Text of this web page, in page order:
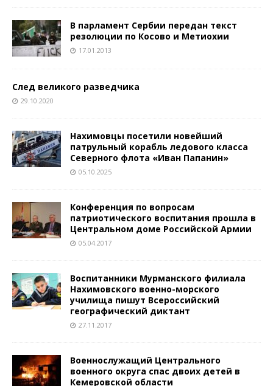
В парламент Сербии передан текст
резолюции по Косово и Метиохии
17.01.2013
След великого разведчика
29.10.2020
Нахимовцы посетили новейший
патрульный корабль ледового класса
Северного флота «Иван Папанин»
05.10.2025
Конференция по вопросам
патриотического воспитания прошла в
Центральном доме Российской Армии
05.04.2017
Воспитанники Мурманского филиала
Нахимовского военно-морского
училища пишут Всероссийский
географический диктант
27.11.2017
Военнослужащий Центрального
военного округа спас двоих детей в
Кемеровской области